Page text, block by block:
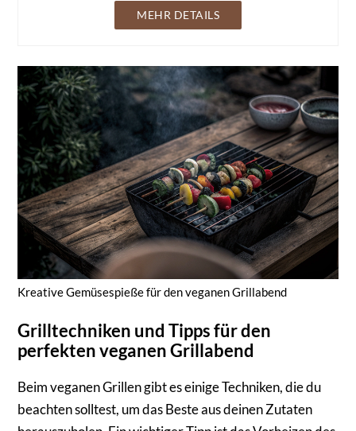
MEHR DETAILS
Kreative Gemüsespieße für den veganen Grillabend
Grilltechniken und Tipps für den
perfekten veganen Grillabend
Beim veganen Grillen gibt es einige Techniken, die du
beachten solltest, um das Beste aus deinen Zutaten